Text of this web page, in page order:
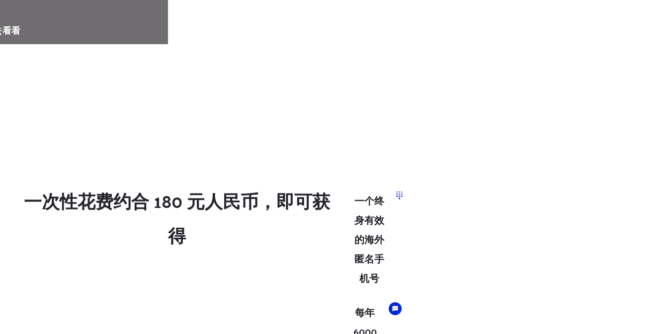
看
一次性花费约合 180 元人民币，即可获
得
一个终
身有效
的海外
匿名手
机号
每年